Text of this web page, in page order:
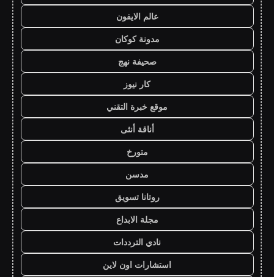
عالم الايفون
مدونة كوكان
صحيفة نهج
كار نيوز
موقع خبرة التقني
أناقة أنثى
متورخ
مدسن
روتانا تسويق
مجلة الابداع
نادي الترددات
استشارات اون لاين